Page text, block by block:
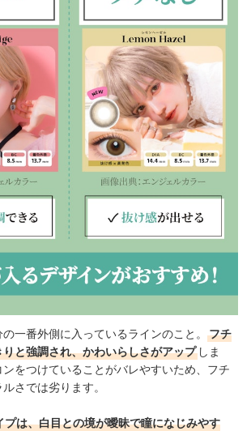
一番外側に入っているラインのこと。
フチ
と強調され、かわいらしさがアップ しま
をつけていることがバレやすいため、フチ
さでは劣ります。
プは、白目との境が曖昧で瞳になじみやす